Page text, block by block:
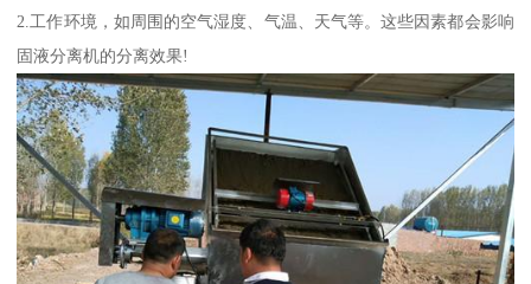
2.工作环境，如周围的空气湿度、气温、天气等。这些因素都会影响
固液分离机的分离效果!